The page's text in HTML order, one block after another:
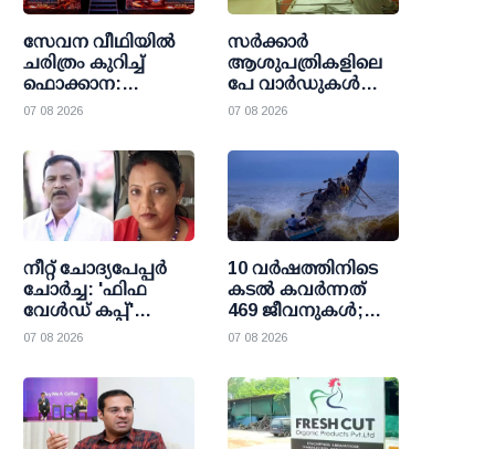
സേവന വീഥിയില്‍
ചരിത്രം കുറിച്ച്
ഫൊക്കാന:
കല്‍ഹാരിയില്‍
പുതിയ പ്രഭാതം
07 08 2026
സര്‍ക്കാര്‍
ആശുപത്രികളിലെ
പേ വാര്‍ഡുകള്‍
ഇനി എല്ലാവര്‍ക്കും;
ഒഴിവാക്കി
07 08 2026
നീറ്റ് ചോദ്യപേപ്പര്‍
ചോര്‍ച്ച: 'ഫിഫ
വേള്‍ഡ് കപ്പ്'
വാട്സാപ്പ് ഗ്രൂപ്പ്
ഞെട്ടിക്കുന്ന
വിവരങ്ങള്‍
പുറത്തുവിട്ട്
സി.ബി.ഐ
07 08 2026
10 വര്‍ഷത്തിനിടെ
കടല്‍ കവര്‍ന്നത്
469 ജീവനുകള്‍;
47000 ത്തിലധികം
രക്ഷാകരമേകി
മറൈന്‍ ഫിഷറീസ്
07 08 2026